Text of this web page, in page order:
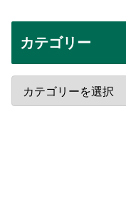
カテゴリー